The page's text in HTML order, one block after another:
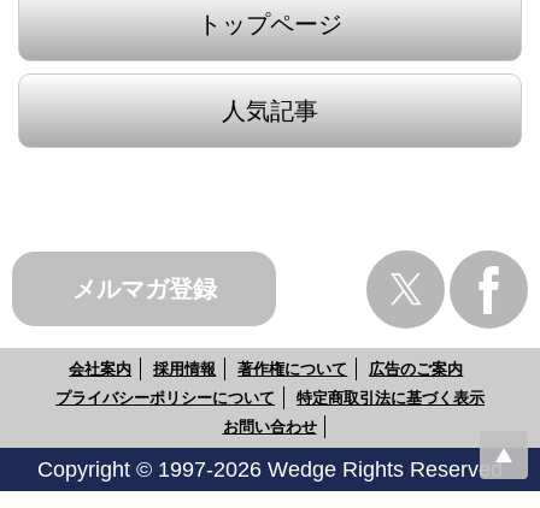
トップページ
人気記事
メルマガ登録
会社案内 採用情報 著作権について
広告のご案内
プライバシーポリシーについて
特定商取引法に基づく表示
お問い合わせ
Copyright © 1997-2026 Wedge Rights Reserved